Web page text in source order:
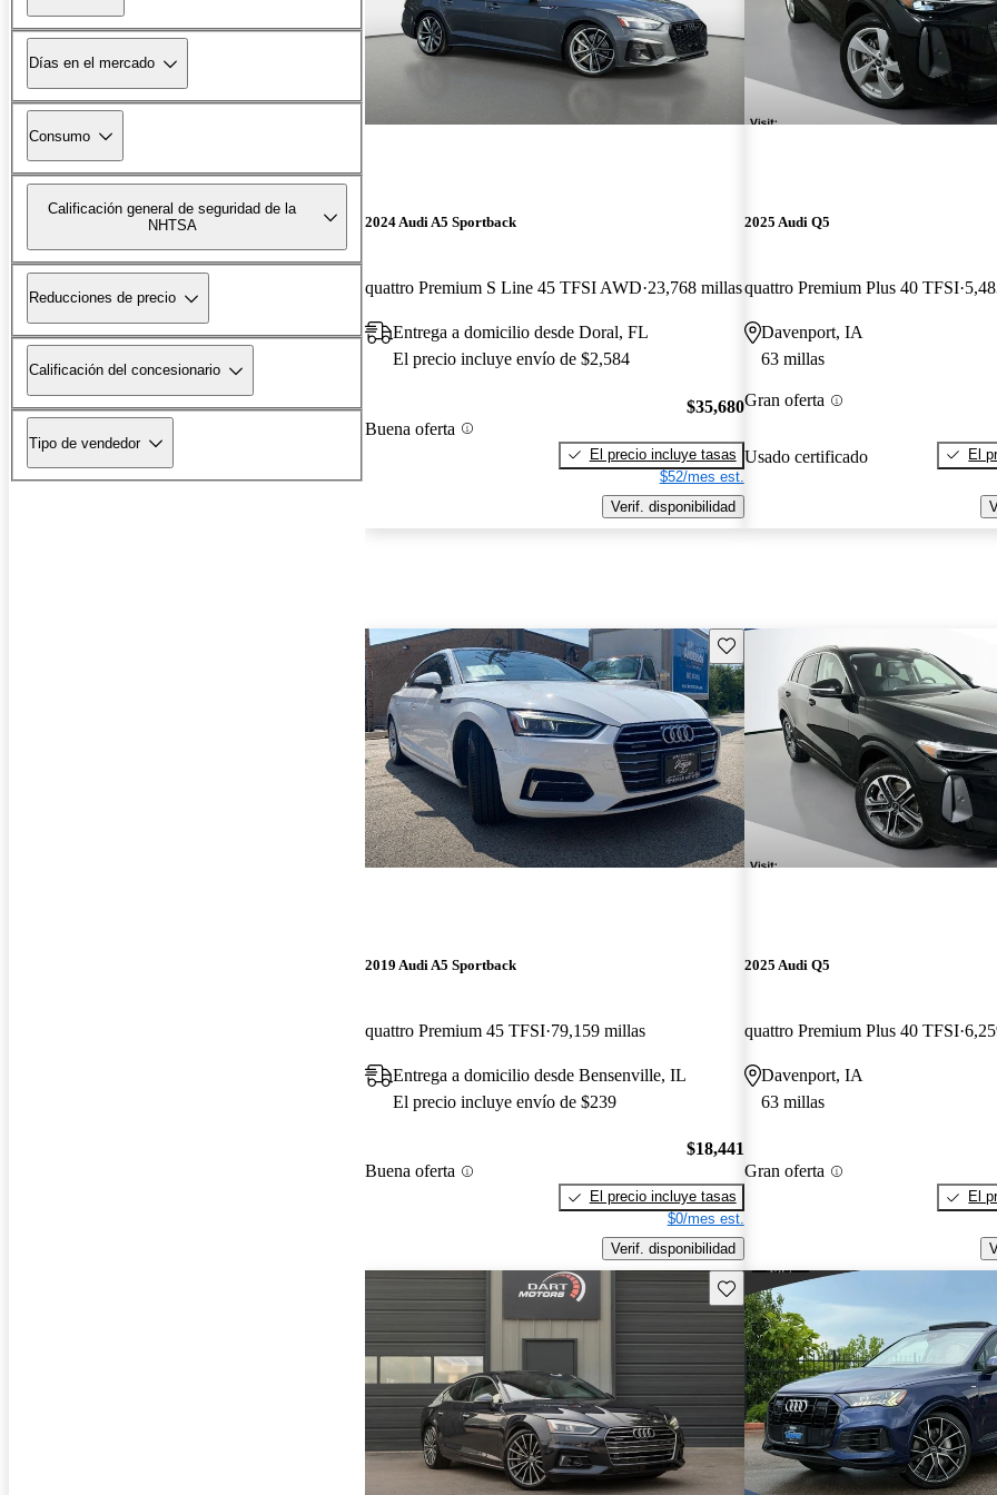
Días en el mercado
Consumo
Calificación general de seguridad de la
NHTSA
Reducciones de precio
Calificación del concesionario
Tipo de vendedor
2024 Audi A5 Sportback
quattro Premium S Line 45 TFSI AWD 23,768 millas
Entrega a domicilio desde Doral, FL
El precio incluye envío de $2,584
Buena oferta
$35,680
El precio incluye tasas
$52/mes est.
Verif. disponibilidad
2025 Audi Q5
quattro Premium Plus 40 TFSI
Davenport, IA
63 millas
Gran oferta
Usado certificado El
Guarda este Aviso
2019 Audi A5 Sportback
quattro Premium 45 TFSI 79,159 millas
Entrega a domicilio desde Bensenville, IL
El precio incluye envío de $239
Buena oferta
$18,441
El precio incluye tasas
$0/mes est.
Verif. disponibilidad
2025 Audi Q5
quattro Premium Plus 40 TFSI
Davenport, IA
63 millas
Gran oferta
El
Guarda este Aviso